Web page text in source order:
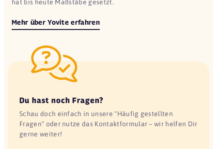
hat bis heute Maßstäbe gesetzt.
Mehr über Yovite erfahren
Du hast noch Fragen?
Schau doch einfach in unsere "Häufig gestellten
Fragen" oder nutze das Kontaktformular – wir helfen Dir
gerne weiter!